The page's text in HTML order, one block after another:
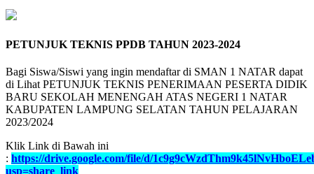
PETUNJUK TEKNIS PPDB TAHUN 2023-2024
Bagi Siswa/Siswi yang ingin mendaftar di SMAN 1 NATAR dapat
di Lihat PETUNJUK TEKNIS PENERIMAAN PESERTA DIDIK
BARU SEKOLAH MENENGAH ATAS NEGERI 1 NATAR
KABUPATEN LAMPUNG SELATAN TAHUN PELAJARAN
2023/2024
Klik Link di Bawah ini
: https://drive.google.com/file/d/
usp=share_link